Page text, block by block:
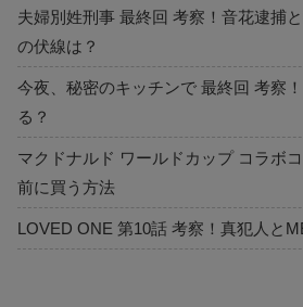
夫婦別姓刑事 最終回 考察！音花逮捕
の伏線は？
今夜、秘密のキッチンで 最終回 考察
る？
マクドナルド ワールドカップ コラボ
前に買う方法
LOVED ONE 第10話 考察！真犯人と